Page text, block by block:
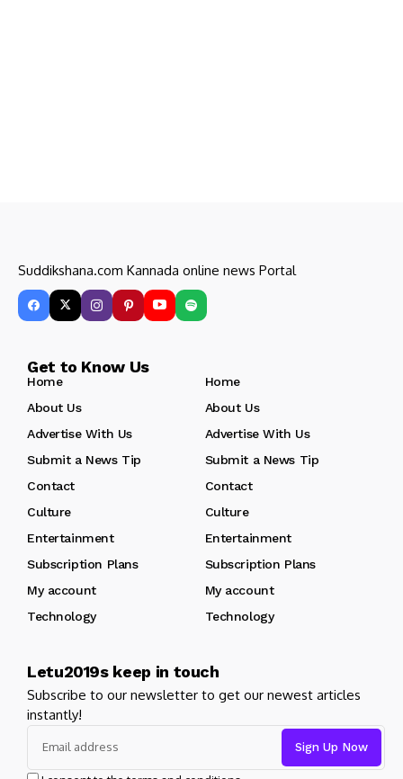
Suddikshana.com Kannada online news Portal
Get to Know Us
Home
Home
About Us
About Us
Advertise With Us
Advertise With Us
Submit a News Tip
Submit a News Tip
Contact
Contact
Culture
Culture
Entertainment
Entertainment
Subscription Plans
Subscription Plans
My account
My account
Technology
Technology
Letu2019s keep in touch
Subscribe to our newsletter to get our newest articles
instantly!